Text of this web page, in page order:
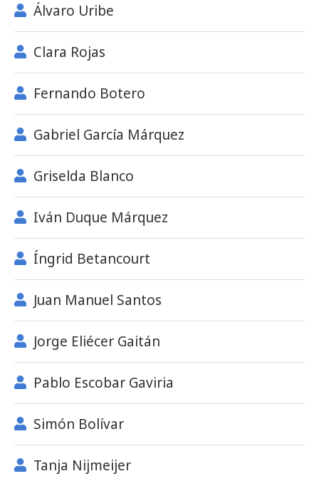
Álvaro Uribe
Clara Rojas
Fernando Botero
Gabriel García Márquez
Griselda Blanco
Iván Duque Márquez
Íngrid Betancourt
Juan Manuel Santos
Jorge Eliécer Gaitán
Pablo Escobar Gaviria
Simón Bolívar
Tanja Nijmeijer